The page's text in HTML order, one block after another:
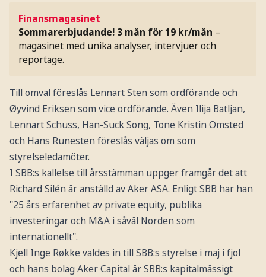
Finansmagasinet
Sommarerbjudande! 3 mån för 19 kr/mån –
magasinet med unika analyser, intervjuer och
reportage.
Till omval föreslås Lennart Sten som ordförande och
Øyvind Eriksen som vice ordförande. Även Ilija Batljan,
Lennart Schuss, Han-Suck Song, Tone Kristin Omsted
och Hans Runesten föreslås väljas om som
styrelseledamöter.
I SBB:s kallelse till årsstämman uppger framgår det att
Richard Silén är anställd av Aker ASA. Enligt SBB har han
"25 års erfarenhet av private equity, publika
investeringar och M&A i såväl Norden som
internationellt".
Kjell Inge Røkke valdes in till SBB:s styrelse i maj i fjol
och hans bolag Aker Capital är SBB:s kapitalmässigt